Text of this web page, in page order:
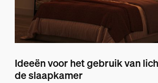
Ideeën voor het gebruik van
de slaapkamer